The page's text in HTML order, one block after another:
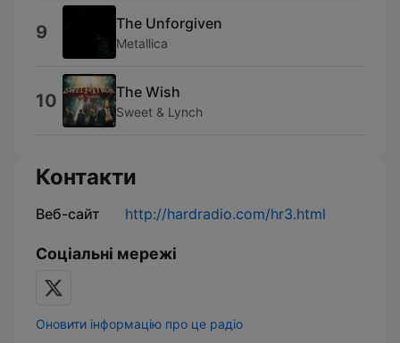
9 The Unforgiven
Metallica
10 The Wish
Sweet & Lynch
Контакти
Веб-сайт http://hardradio.com/hr3.html
Соціальні мережі
Оновити інформацію про це радіо